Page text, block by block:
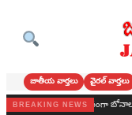
జాతీయ వార్తలు వైరల్ వార్తలు
BREAKING NEWS
వైభవంగా బోనాల పండుగ